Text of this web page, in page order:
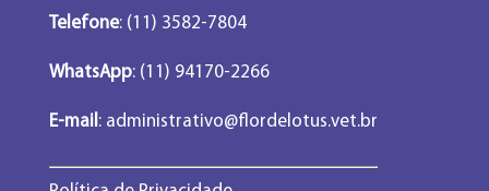
Telefone: (11) 3582-7804
WhatsApp: (11) 94170-2266
E-mail:administrativo@flordelotus.vet.br